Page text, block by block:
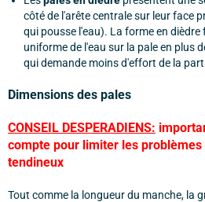
côté de l'arête centrale sur leur face
qui pousse l'eau). La forme en
uniforme de l'eau sur la pale en plus
qui demande moins d'effort de la
Dimensions des pales
CONSEIL DESPERADIENS:
compte pour limiter les
tendineux
Tout comme la longueur du manche, la